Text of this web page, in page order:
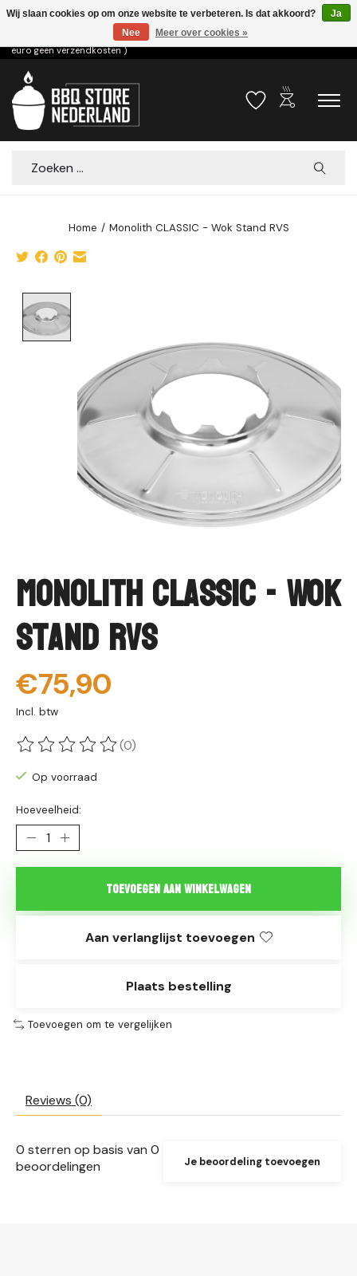
Voor 15.00u besteld dezelfde dag verzonden! ( 6,95 verzendkosten, vanaf 75
euro geen verzendkosten )
Verlanglijst
outdoor_grill
Zoeken
Home / Monolith CLASSIC - Wok Stand RVS
Monolith CLASSIC - Wok
Stand RVS
€75,90
Incl. btw
De beoordeling van dit product is
(0)
Op voorraad
Hoeveelheid:
Toevoegen aan winkelwagen
Aan verlanglijst toevoegen
Plaats bestelling
Toevoegen om te vergelijken
Reviews (0)
0 sterren op basis van 0
beoordelingen
Je beoordeling toevoegen
Wij slaan cookies op om onze website te verbeteren. Is dat akkoord?
Ja
Nee
Meer over cookies »